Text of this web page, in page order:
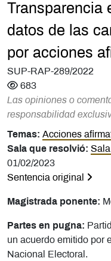
datos de las
por acciones
SUP-RAP-289/2022
683
Las opiniones o
responsabilidad
Temas: Acciones
Sala que resolvió:
01/02/2023
Sentencia original
Magistrada ponente:
Partes en pugna:
un acuerdo emitido por
Nacional Electoral.